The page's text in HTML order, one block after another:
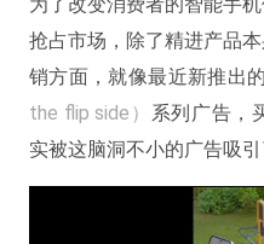
抢占市场，除了精进产品
销方面，就像最近新推出
the flip side） 系列广告，
实被这脑洞不小的广告吸引